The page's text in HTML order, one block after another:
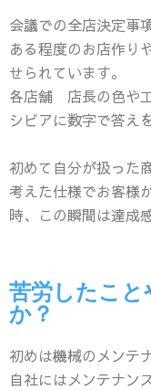
会議での全店決定事
ある程度のお店作り
せられています。
各店舗 店長の色や
シビアに数字で答え
初めて自分が扱った
考えた仕様でお客様
時、この瞬間は達成
苦労したこ
か？
初めは機械のメンテ
自社にはメンテナン